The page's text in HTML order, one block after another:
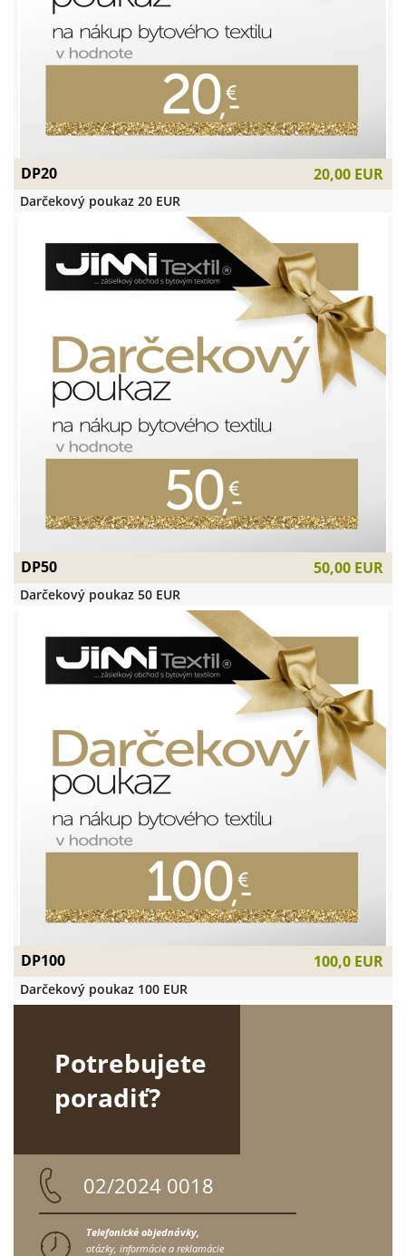
DP20 20,00 EUR
Darčekový poukaz 20 EUR
DP50 50,00 EUR
Darčekový poukaz 50 EUR
DP100 100,0 EUR
Darčekový poukaz 100 EUR
Potrebujete
poradiť?
02/2024 0018
Telefonické objednávky,
otázky, informácie a reklamácie